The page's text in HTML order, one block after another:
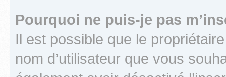
Pourquoi ne puis-je pas
Il est possible que le
nom d’utilisateur que vous